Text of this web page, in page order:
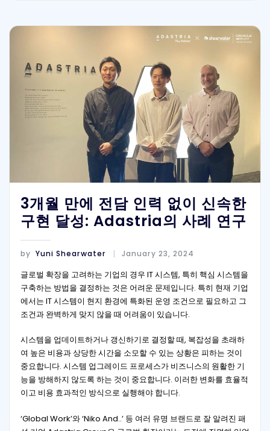
3개월 만에 전담 인력 없이 신속한
구현 달성: Adastria의 사례 연구
by Yuni Shearwater January 23, 2024
글로벌 확장을 고려하는 기업의 경우 IT 시스템, 특히 핵심 시스템을
구축하는 방법을 결정하는 것은 어려운 문제입니다. 특히 현재 기업
에서는 IT 시스템이 현지 환경에 특화된 운영 조건으로 필요하고 그
조건과 완벽하게 맞지 않을 때 어려움이 있습니다.
시스템을 업데이트하거나 갱신하기로 결정할 때, 복잡성을 초래하
여 높은 비용과 상당한 시간을 소모할 수 있는 상황은 피하는 것이
중요합니다. 시스템 업그레이드 프로세스가 비즈니스의 원활한 기
능을 방해하지 않도록 하는 것이 중요합니다. 이러한 변화를 효율적
이고 비용 효과적인 방식으로 실행해야 합니다.
‘Global Work’와 ‘Niko And..’ 등 여러 유명 브랜드로 잘 알려진 패